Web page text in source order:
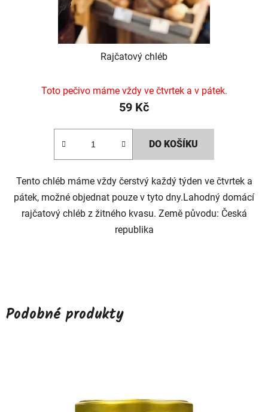
Rajčatový chléb
Toto pečivo máme vždy ve čtvrtek a v pátek.
59 Kč
DO KOŠÍKU
Tento chléb máme vždy čerstvý každý týden ve čtvrtek a
pátek, možné objednat pouze v tyto dny.Lahodný domácí
rajčatový chléb z žitného kvasu. Země původu: Česká
republika
Podobné produkty